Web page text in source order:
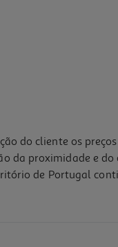
do cliente os
da proximidade e do
de Portugal